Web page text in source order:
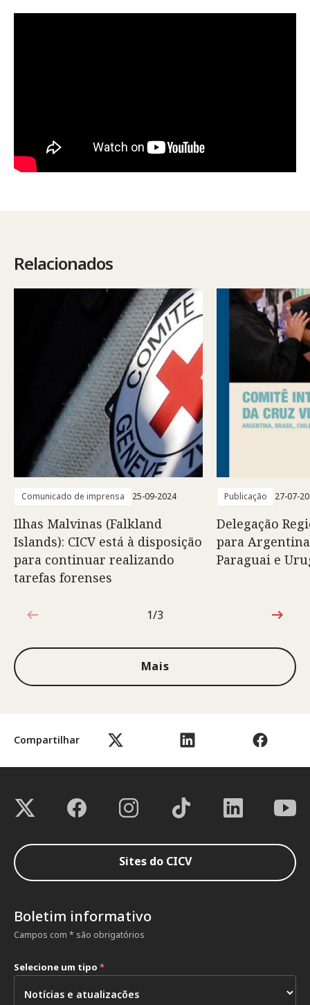
Compartilhar
Relacionados
Comunicado de imprensa 25-09-2024
Ilhas Malvinas (Falkland
Islands): CICV está à disposição
para continuar realizando
tarefas forenses
Publicação 27-07-
Delegação
para
Paraguai e
1 de 3
1/3
Mais
Sites do CICV
Boletim informativo
Campos com * são obrigatórios
Selecione um tipo *